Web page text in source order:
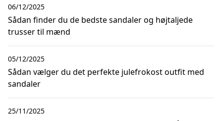
Sådan finder du de bedste sandaler og højtaljede
trusser til mænd
06/12/2025
Sådan vælger du det perfekte julefrokost outfit med
sandaler
05/12/2025
25/11/2025